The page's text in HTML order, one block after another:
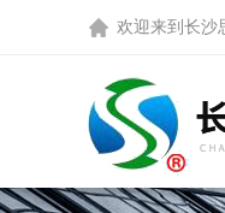
欢迎来到 长沙